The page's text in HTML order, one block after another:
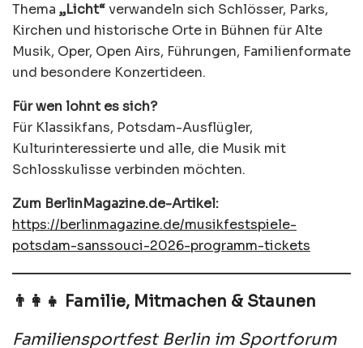
Thema „Licht“verwandeln sich Schlösser, Parks,
Kirchen und historische Orte in Bühnen für Alte
Musik, Oper, Open Airs, Führungen, Familienformate
und besondere Konzertideen.
Für wen lohnt es sich?
Für Klassikfans, Potsdam-Ausflügler,
Kulturinteressierte und alle, die Musik mit
Schlosskulisse verbinden möchten.
Zum BerlinMagazine.de-Artikel:
https://berlinmagazine.de/musikfestspiele-
potsdam-sanssouci-2026-programm-tickets
👨‍👩‍👧 Familie, Mitmachen & Staunen
Familiensportfest Berlin im Sportforum